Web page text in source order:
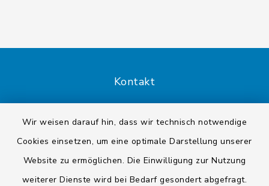
Wir weisen darauf hin, dass wir technisch notwendige
Cookies einsetzen, um eine optimale Darstellung unserer
Website zu ermöglichen. Die Einwilligung zur Nutzung
weiterer Dienste wird bei Bedarf gesondert abgefragt.
Kontakt
Datenschutz
Impressum